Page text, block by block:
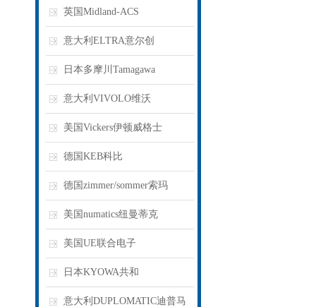
英国Midland-ACS
意大利ELTRA意尔创
日本多摩川Tamagawa
意大利VIVOLO维沃
美国Vickers伊顿威格士
德国KEB科比
德国zimmer/sommer索玛
美国numatics纽曼蒂克
美国UE联合电子
日本KYOWA共和
意大利DUPLOMATIC迪普马